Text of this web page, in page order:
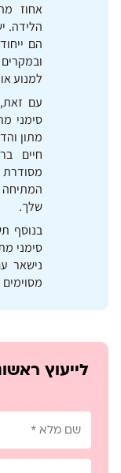
אחוז
הלידה.
הם
למנוע
עם זאת,
סימני
מתון
חיים
המתיחה
שלך.
בנוסף
סימני
נישאר
לייעוץ